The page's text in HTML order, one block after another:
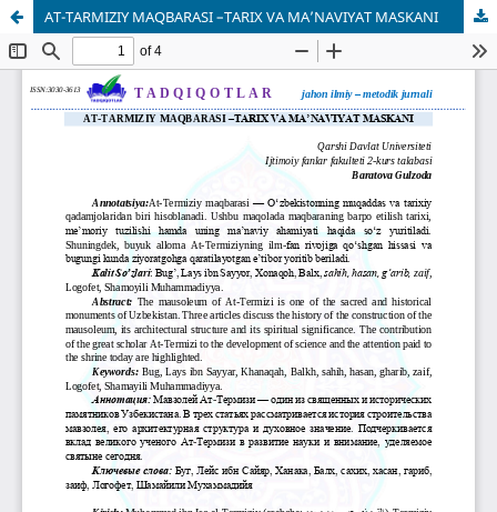
AT-TARMIZIY MAQBARASI –TARIX VA MA’NAVIYAT MASKANI